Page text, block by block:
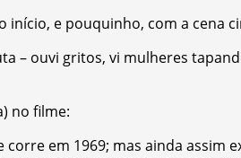
início, e pouquinho, com a cena
– ouvi gritos, vi mulheres
no filme:
em 1969; mas ainda